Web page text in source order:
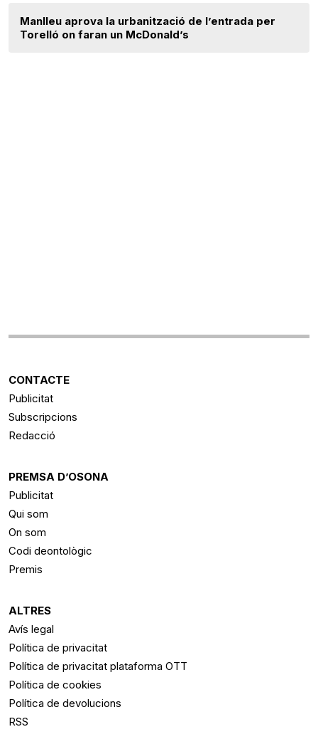
Manlleu aprova la urbanització de l’entrada per
Torelló on faran un McDonald’s
CONTACTE
Publicitat
Subscripcions
Redacció
PREMSA D’OSONA
Publicitat
Qui som
On som
Codi deontològic
Premis
ALTRES
Avís legal
Política de privacitat
Política de privacitat plataforma OTT
Política de cookies
Política de devolucions
RSS